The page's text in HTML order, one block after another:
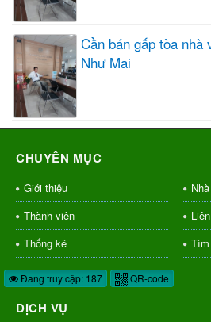
Cần bán gấp tòa nhà
Như Mai
CHUYÊN MỤC
Giới thiệu
Thành viên
Thống kê
Đang truy cập: 187 QR-code
DỊCH VỤ